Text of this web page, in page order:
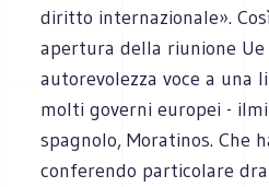
diritto internazionale».
apertura della riunione Ue
autorevolezza voce a una
molti governi europei -
spagnolo, Moratinos. Che
conferendo particolare